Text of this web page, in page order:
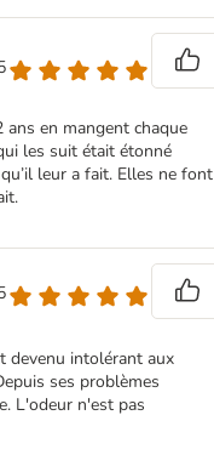
ans en mangent chaque
les suit était étonné
leur a fait. Elles ne font
devenu intolérant aux
ses problèmes
L'odeur n'est pas